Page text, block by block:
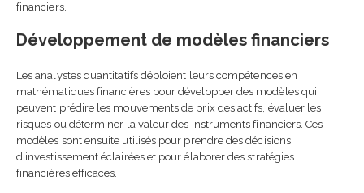
financiers.
Développement de modèles financiers
Les analystes quantitatifs déploient leurs compétences en
mathématiques financières pour développer des modèles qui
peuvent prédire les mouvements de prix des actifs, évaluer les
risques ou déterminer la valeur des instruments financiers. Ces
modèles sont ensuite utilisés pour prendre des décisions
d’investissement éclairées et pour élaborer des stratégies
financières efficaces.